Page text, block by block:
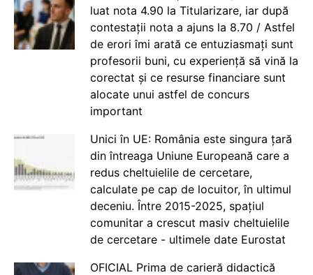
luat nota 4.90 la Titularizare, iar după
contestații nota a ajuns la 8.70 / Astfel
de erori îmi arată ce entuziasmați sunt
profesorii buni, cu experiență să vină la
corectat și ce resurse financiare sunt
alocate unui astfel de concurs
important
Unici în UE: România este singura țară
din întreaga Uniune Europeană care a
redus cheltuielile de cercetare,
calculate pe cap de locuitor, în ultimul
deceniu. Între 2015-2025, spațiul
comunitar a crescut masiv cheltuielile
de cercetare - ultimele date Eurostat
OFICIAL Prima de carieră didactică